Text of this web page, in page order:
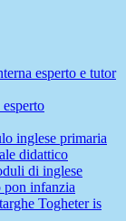
esperto e tutor
inglese primaria
didattico
di inglese
pon infanzia
Togheter is